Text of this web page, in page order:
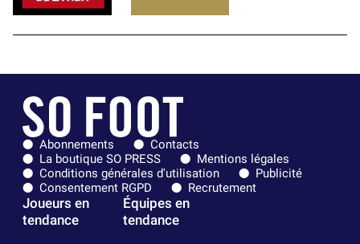
Abonnements
Contacts
La boutique SO PRESS
Mentions légales
Conditions générales d'utilisation
Publicité
Consentement RGPD
Recrutement
Joueurs en
tendance
Équipes en
tendance